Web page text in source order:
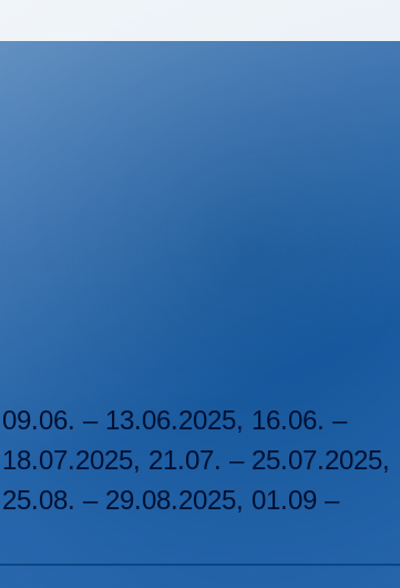
– 13.06.2025, 16.06. –
21.07. – 25.07.2025,
– 29.08.2025, 01.09 –